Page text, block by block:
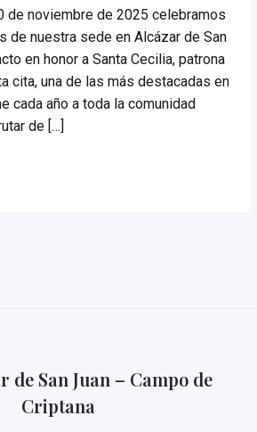
de noviembre de 2025 celebramos
de nuestra sede en Alcázar de San
en honor a Santa Cecilia, patrona
cita, una de las más destacadas en
cada año a toda la comunidad
de […]
de San Juan – Campo de
Criptana